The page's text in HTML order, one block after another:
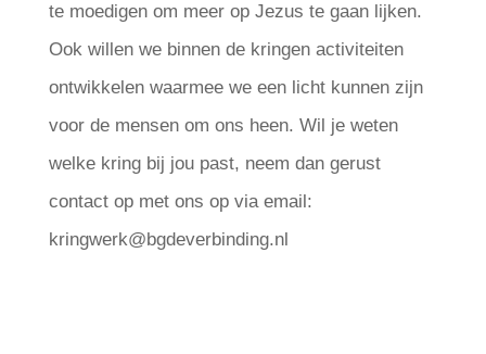
te moedigen om meer op Jezus te gaan lijken.
Ook willen we binnen de kringen activiteiten
ontwikkelen waarmee we een licht kunnen zijn
voor de mensen om ons heen. Wil je weten
welke kring bij jou past, neem dan gerust
contact op met ons op via email:
kringwerk@bgdeverbinding.nl